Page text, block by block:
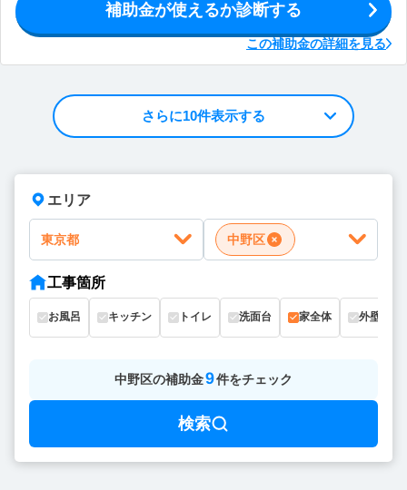
補助金が使えるか診断する
この補助金の詳細を見る
さらに10件表示する
エリア
東京都 中野区
工事箇所
お風呂 キッチン トイレ 洗面台 家全体 外壁
中野区の補助金9件をチェック
検索